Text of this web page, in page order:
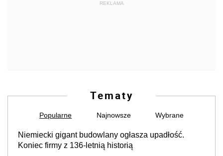
REKLAMA
Tematy
Popularne Najnowsze Wybrane
Niemiecki gigant budowlany ogłasza upadłość.
Koniec firmy z 136-letnią historią